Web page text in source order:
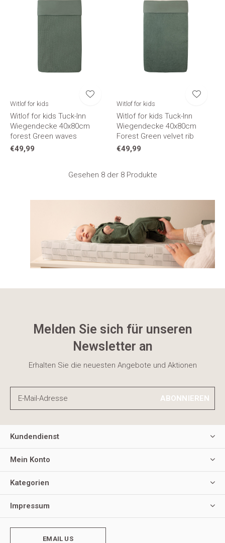
Witlof for kids
Witlof for kids Tuck-Inn
Wiegendecke 40x80cm
forest Green waves
€49,99
Witlof for kids
Witlof for kids Tuck-Inn
Wiegendecke 40x80cm
Forest Green velvet rib
€49,99
Gesehen 8 der 8 Produkte
Melden Sie sich für unseren
Newsletter an
Erhalten Sie die neuesten Angebote und Aktionen
ABONNIEREN
Kundendienst
Mein Konto
Kategorien
Impressum
EMAIL US